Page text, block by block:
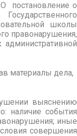
постановление о
школы
правонарушения,
материалы дела,
выяснению
наличие события
иные
совершения